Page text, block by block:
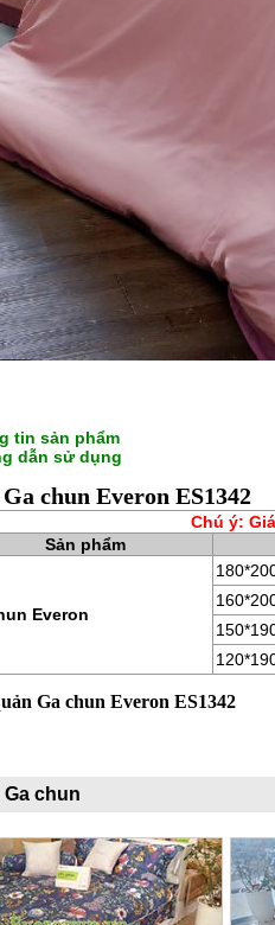
tin sản phẩm
dẫn sử dụng
chun Everon ES1342
Chú ý:
Sản phẩm
Everon
Ga chun Everon ES1342
chun